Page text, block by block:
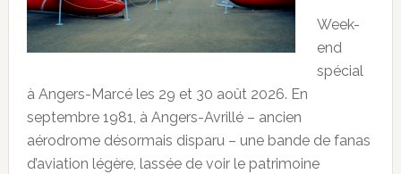
Week-
end
spécial
à Angers-Marcé les 29 et 30 août 2026. En
septembre 1981, à Angers-Avrillé – ancien
aérodrome désormais disparu – une bande de fanas
d’aviation légère, lassée de voir le patrimoine